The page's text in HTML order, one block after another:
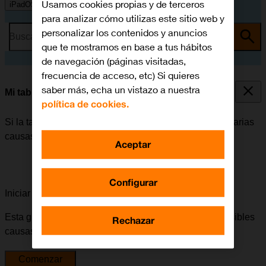
iPadOS 15.5
Busca por problema o tema
Mi tablet no tiene conexión a internet
Si la tablet no tiene conexión a internet, puede haber varias
causas posibles al problema.
Iniciar la guía para solucionar tu problema
Esta guía te va a conducir a través de una serie de posibles
causas y soluciones al problema.
Comenzar
Usamos cookies propias y de terceros
para analizar cómo utilizas este sitio web y
personalizar los contenidos y anuncios
que te mostramos en base a tus hábitos
de navegación (páginas visitadas,
frecuencia de acceso, etc) Si quieres
saber más, echa un vistazo a nuestra
política de cookies.
Configurar
Rechazar
Aceptar